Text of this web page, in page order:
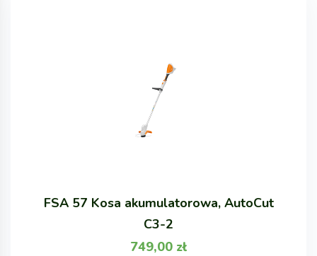
FSA 57 Kosa akumulatorowa, AutoCut
C3-2
749,00 zł